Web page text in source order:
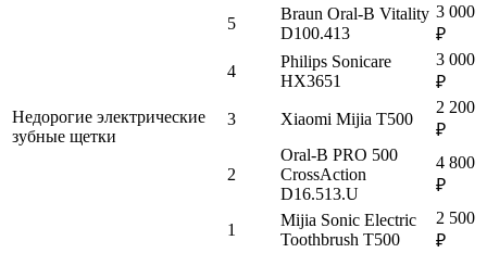
Недорогие электрические
зубные щетки
5
Braun Oral-B Vitality
D100.413
3 000
₽
4
Philips Sonicare
HX3651
3 000
₽
3
Xiaomi Mijia T500
2 200
₽
2
Oral-B PRO 500
CrossAction
D16.513.U
4 800
₽
1
Mijia Sonic Electric
Toothbrush T500
2 500
₽